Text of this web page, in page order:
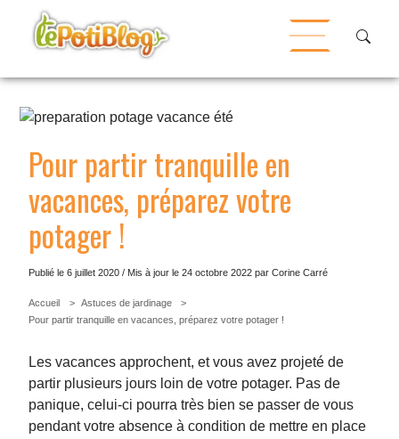
Pour partir tranquille en
vacances, préparez votre
potager !
Publié le 6 juillet 2020 / Mis à jour le24 octobre 2022 par Corine Carré
Accueil
Astuces de jardinage
Pour partir tranquille en vacances, préparez votre potager !
Les vacances approchent, et vous avez projeté de
partir plusieurs jours loin de votre potager. Pas de
panique, celui-ci pourra très bien se passer de vous
pendant votre absence à condition de mettre en place